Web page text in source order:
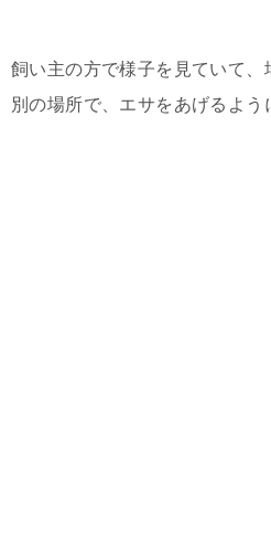
飼い主の方で様子を見ていて
別の場所で、エサをあげるよう